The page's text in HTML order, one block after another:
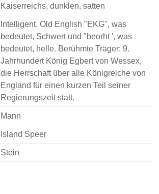
Kaiserreichs, dunklen, satten
Intelligent. Old English "EKG", was
bedeutet, Schwert und "beorht ', was
bedeutet, helle. Berühmte Träger: 9.
Jahrhundert König Egbert von Wessex,
die Herrschaft über alle Königreiche von
England für einen kurzen Teil seiner
Regierungszeit statt.
Mann
Island Speer
Stein